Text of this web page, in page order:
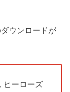
ウンロードが
ヒーローズ